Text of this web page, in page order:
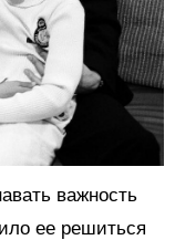
важность
ее решиться